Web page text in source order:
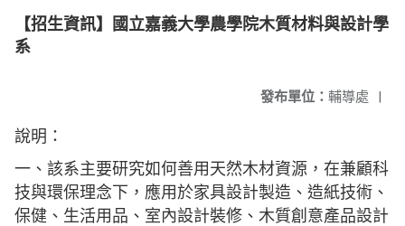
【招生資訊】國立嘉義大學農學院木質材料與設計學
系
發布單位： 輔導處 |
說明：
一、該系主要研究如何善用天然木材資源，在兼顧科
技與環保理念下，應用於家具設計製造、造紙技術、
保健、生活用品、室內設計裝修、木質創意產品設計